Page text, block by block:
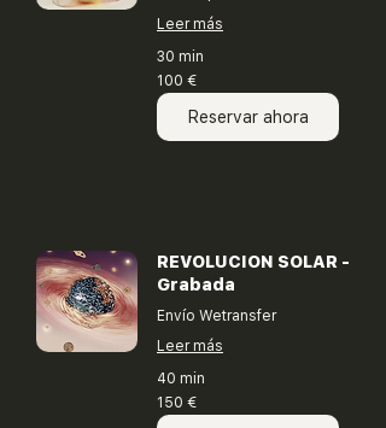
Leer más
30 min
100
euros
100 €
Reservar ahora
REVOLUCION SOLAR -
Grabada
Envío Wetransfer
Leer más
40 min
150
euros
150 €